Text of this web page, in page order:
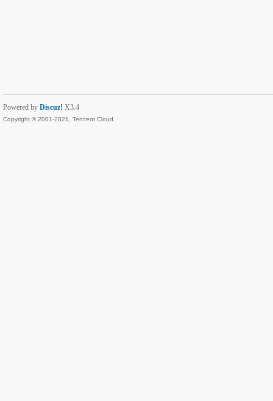
Powered by Discuz! X3.4
Copyright © 2001-2021, Tencent Cloud.